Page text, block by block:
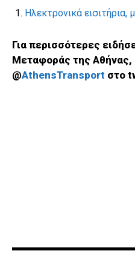
Ηλεκτρονικά εισιτήρια,
Για περισσότερες
Μεταφοράς της Αθήνας,
@AthensTransport στο